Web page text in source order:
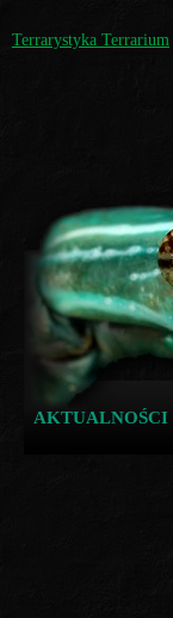
Terrarystyka Terrarium
AKTUALNOŚCI